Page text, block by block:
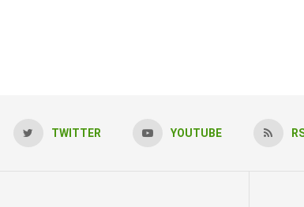
TWITTER YOUTUBE